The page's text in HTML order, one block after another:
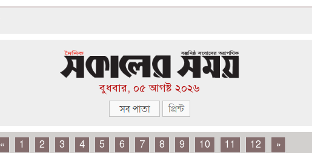
বুধবার, ০৫ আগষ্ট ২০২৬
« 1 2 3 4 5 6 7 8 9 10 11 12 »